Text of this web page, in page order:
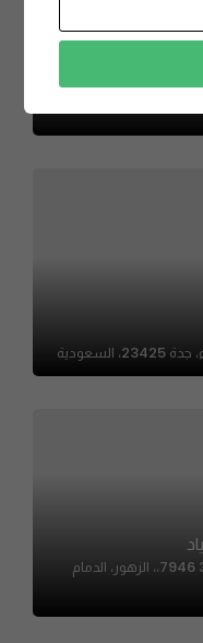
4603 طريق الخليج، الزهور، الدمام 32423 7946،، الزهور، الدمام